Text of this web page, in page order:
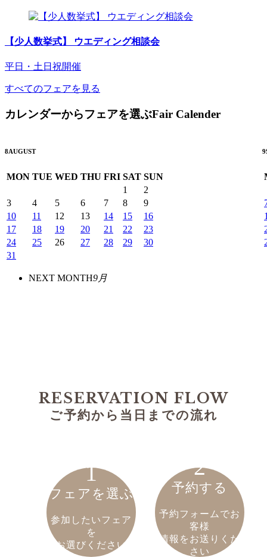
【少人数挙式】 ウエディング相談会
平日・土日祝開催
すべてのフェアを見る
カレンダーからフェアを選ぶFair Calender
8AUGUST
MON TUE WED THU FRI SAT SUN
1
2
3
4 5 6 7 8
9
10
11 12 13 14 15
16
17
18 19 20 21 22
23
24
25 26 27 28 29
30
31
NEXT MONTH9月
9
RESERVATION FLOW
ご予約から当日までの流れ
1
フェアを選ぶ
参加したいフェア
を
お選びください
2
予約する
予約フォームでお
客様
情報をお送りくだ
さい